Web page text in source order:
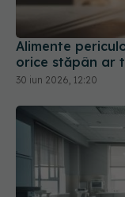
Alimente
orice stăpân ar
30 iun 2026, 12:20